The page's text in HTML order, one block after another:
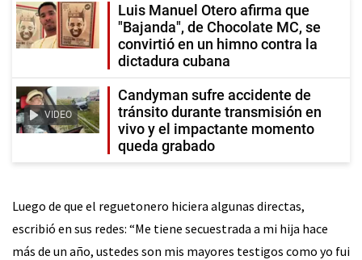
Luis Manuel Otero afirma que
"Bajanda", de Chocolate MC, se
convirtió en un himno contra la
dictadura cubana
VIDEO
Candyman sufre accidente de
tránsito durante transmisión en
vivo y el impactante momento
queda grabado
Luego de que el reguetonero hiciera algunas directas,
escribió en sus redes: “Me tiene secuestrada a mi hija hace
más de un año, ustedes son mis mayores testigos como yo fui